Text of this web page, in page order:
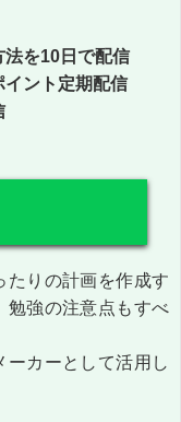
法を10日で配信
ント定期配信
たりの計画を作成す
勉強の注意点もすべ
ーカーとして活用し